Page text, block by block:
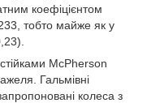
коефіцієнтом
тобто майже як у
McPherson
Гальмівні
колеса з